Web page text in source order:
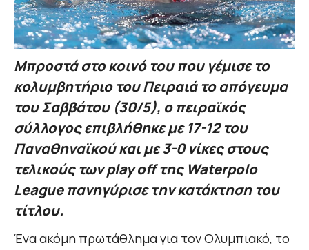
Μπροστά στο κοινό του που γέμισε το
κολυμβητήριο του Πειραιά το απόγευμα
του Σαββάτου (30/5), ο πειραϊκός
σύλλογος επιβλήθηκε με 17-12 του
Παναθηναϊκού και με 3-0 νίκες στους
τελικούς των play off της Waterpolo
League πανηγύρισε την κατάκτηση του
τίτλου.
Ένα ακόμη πρωτάθλημα για τον Ολυμπιακό, το